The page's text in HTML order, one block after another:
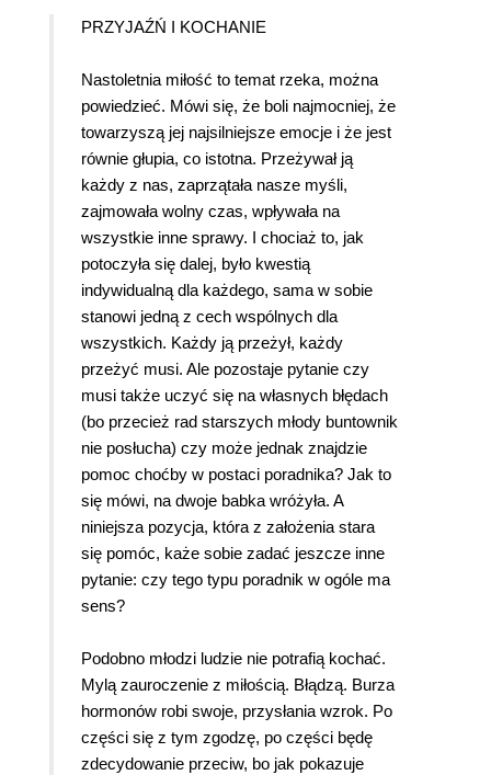
PRZYJAŹŃ I KOCHANIE
Nastoletnia miłość to temat rzeka, można
powiedzieć. Mówi się, że boli najmocniej, że
towarzyszą jej najsilniejsze emocje i że jest
równie głupia, co istotna. Przeżywał ją
każdy z nas, zaprzątała nasze myśli,
zajmowała wolny czas, wpływała na
wszystkie inne sprawy. I chociaż to, jak
potoczyła się dalej, było kwestią
indywidualną dla każdego, sama w sobie
stanowi jedną z cech wspólnych dla
wszystkich. Każdy ją przeżył, każdy
przeżyć musi. Ale pozostaje pytanie czy
musi także uczyć się na własnych błędach
(bo przecież rad starszych młody buntownik
nie posłucha) czy może jednak znajdzie
pomoc choćby w postaci poradnika? Jak to
się mówi, na dwoje babka wróżyła. A
niniejsza pozycja, która z założenia stara
się pomóc, każe sobie zadać jeszcze inne
pytanie: czy tego typu poradnik w ogóle ma
sens?
Podobno młodzi ludzie nie potrafią kochać.
Mylą zauroczenie z miłością. Błądzą. Burza
hormonów robi swoje, przysłania wzrok. Po
części się z tym zgodzę, po części będę
zdecydowanie przeciw, bo jak pokazuje